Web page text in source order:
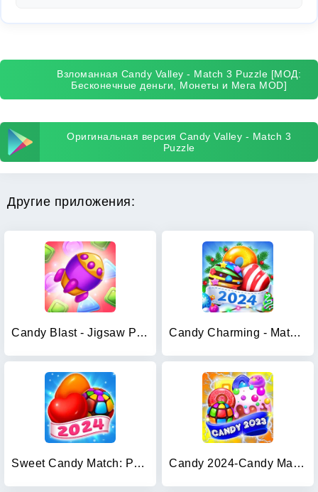
Взломанная Candy Valley - Match 3 Puzzle [МОД:
Бесконечные деньги, Монеты и Мега MOD]
Оригинальная версия Candy Valley - Match 3
Puzzle
Другие приложения:
Candy Blast - Jigsaw Puzzle Candy Charming - Match 3 Games
Sweet Candy Match: Puzzle Game Candy 2024-Candy Match 3 Game